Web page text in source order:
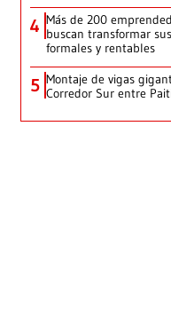
4 Más de 200
buscan transformar
formales y rentables
5 Montaje de vigas
Corredor Sur entre